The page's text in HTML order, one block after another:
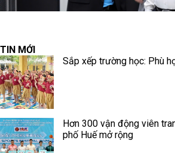
TIN MỚI
Sắp xếp trường học: Phù
Hơn 300 vận động viên
phố Huế mở rộng